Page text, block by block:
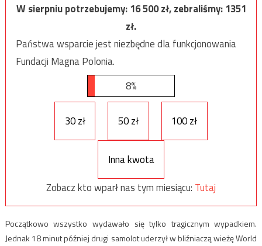
W sierpniu potrzebujemy:16 500zł, zebraliśmy:1351
zł.
Państwa wsparcie jest niezbędne dla funkcjonowania
Fundacji Magna Polonia.
8%
30 zł 50 zł 100 zł
Inna kwota
Zobacz kto wparł nas tym miesiącu: Tutaj
Początkowo wszystko wydawało się tylko tragicznym wypadkiem.
Jednak 18 minut później drugi samolot uderzył w bliźniaczą wieżę World